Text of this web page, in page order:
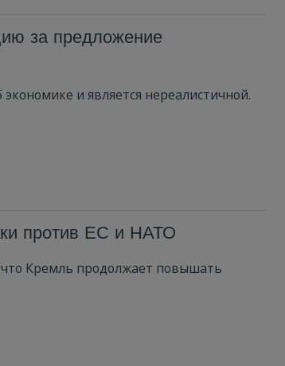
за предложение
и является нереалистичной.
против ЕС и НАТО
Кремль продолжает повышать